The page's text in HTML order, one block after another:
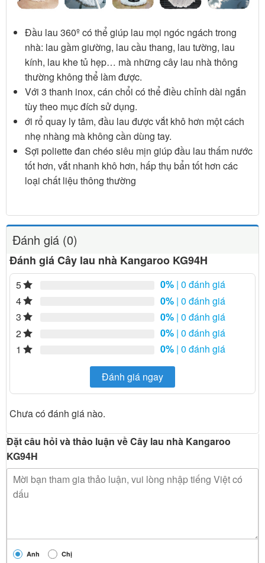
Đầu lau 360º có thể giúp lau mọi ngóc ngách trong
nhà: lau gầm giường, lau cầu thang, lau tường, lau
kính, lau khe tủ hẹp… mà những cây lau nhà thông
thường không thể làm được.
Với 3 thanh inox, cán chổi có thể điều chỉnh dài ngắn
tùy theo mục đích sử dụng.
ới rổ quay ly tâm, đầu lau được vắt khô hơn một cách
nhẹ nhàng mà không cần dùng tay.
Sợi poliette đan chéo siêu mịn giúp đầu lau thấm nước
tốt hơn, vắt nhanh khô hơn, hấp thụ bẩn tốt hơn các
loại chất liệu thông thường
Đánh giá (0)
Đánh giá Cây lau nhà Kangaroo KG94H
5 0% | 0 đánh giá
4
0% | 0 đánh giá
3
0% | 0 đánh giá
2
0% | 0 đánh giá
1
0% | 0 đánh giá
Đánh giá ngay
Chưa có đánh giá nào.
Đặt câu hỏi và thảo luận về Cây lau nhà Kangaroo
KG94H
Anh Chị